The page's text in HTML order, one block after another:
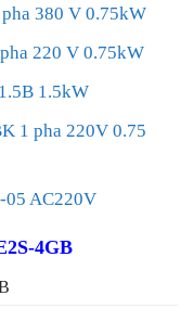
380 V 0.75kW
220 V 0.75kW
1.5kW
1 pha 220V 0.75
05 AC220V
4GB